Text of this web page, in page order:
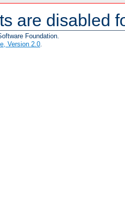
are disabled
Foundation.
Version 2.0